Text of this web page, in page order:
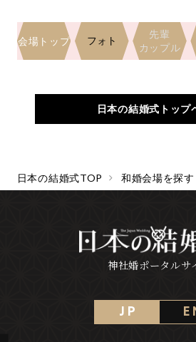
日本の結婚式TOP 和婚会場を探す
会場トップ フォト
先輩
カップル
日本の結婚式トップ
神社婚ポータルサ
J P E